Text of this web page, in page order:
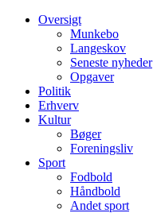
Oversigt
Munkebo
Langeskov
Seneste nyheder
Opgaver
Politik
Erhverv
Kultur
Bøger
Foreningsliv
Sport
Fodbold
Håndbold
Andet sport